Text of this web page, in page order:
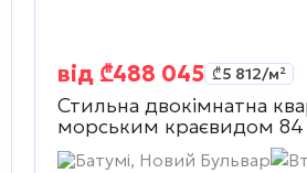
від ₾488 045 ₾5 812/м²
Стильна двокімнатна
морським краєвидом 84
Вторичная недвижимость
Батумі, Новий Бульвар